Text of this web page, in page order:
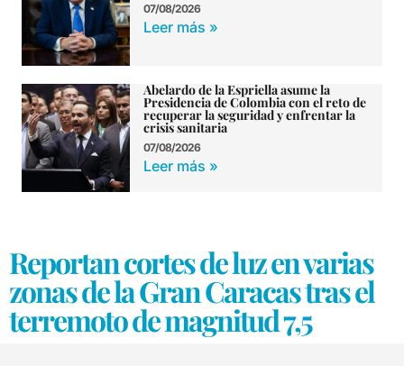
07/08/2026
Leer más »
Abelardo de la Espriella asume la
Presidencia de Colombia con el reto de
recuperar la seguridad y enfrentar la
crisis sanitaria
07/08/2026
Leer más »
Reportan cortes de luz en varias
zonas de la Gran Caracas tras el
terremoto de magnitud 7,5